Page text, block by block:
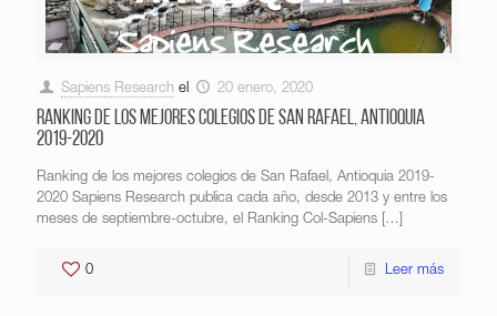
Sapiens Research el 20 enero, 2020
Ranking de los mejores colegios de San Rafael, Antioquia
2019-2020
Ranking de los mejores colegios de San Rafael, Antioquia 2019-
2020 Sapiens Research publica cada año, desde 2013 y entre los
meses de septiembre-octubre, el Ranking Col-Sapiens […]
0 Leer más